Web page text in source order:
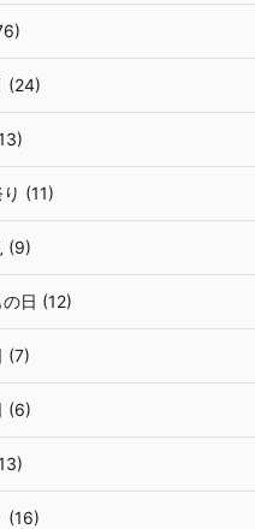
(24)
(11)
(9)
の日 (12)
(7)
(6)
(16)